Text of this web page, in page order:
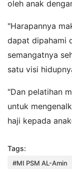
oleh anak
"Harapannya
dapat dipahami
semangatnya
satu visi
"Dan pelatihan
untuk
haji kepada
Tags:
#MI PSM AL-Amin